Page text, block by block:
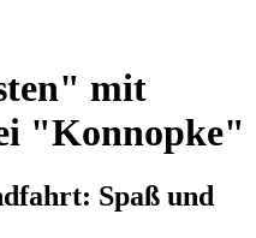
mit
"Konnopke"
Spaß und